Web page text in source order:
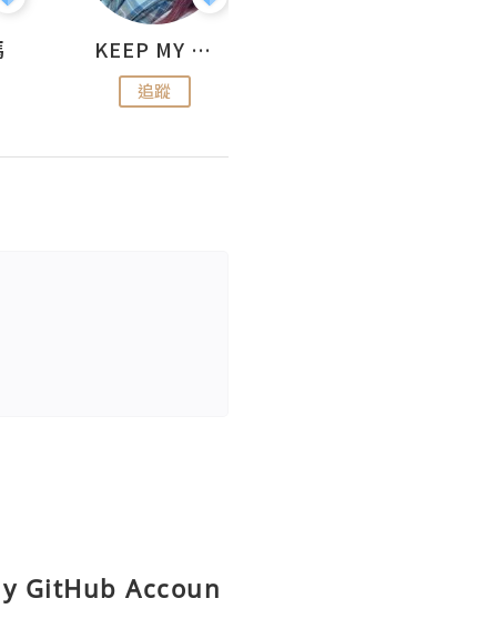
KEEP MY FAITH
追蹤
GitHub Accoun